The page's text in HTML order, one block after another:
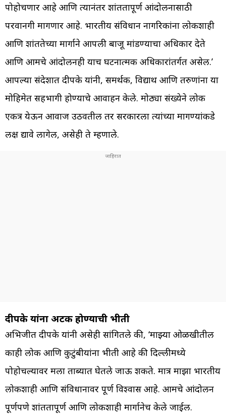
पोहोचणार आहे आणि त्यानंतर शांततापूर्ण आंदोलनासाठी
परवानगी मागणार आहे. भारतीय संविधान नागरिकांना लोकशाही
आणि शांततेच्या मार्गाने आपली बाजू मांडण्याचा अधिकार देते
आणि आमचे आंदोलनही याच घटनात्मक अधिकारांतर्गत असेल.’
आपल्या संदेशात दीपके यांनी, समर्थक, विद्यार्थी आणि तरुणांना या
मोहिमेत सहभागी होण्याचे आवाहन केले. मोठ्या संख्येने लोक
एकत्र येऊन आवाज उठवतील तर सरकारला त्यांच्या मागण्यांकडे
लक्ष द्यावे लागेल, असेही ते म्हणाले.
दीपके यांना अटक होण्याची भीती
अभिजीत दीपके यांनी असेही सांगितले की, ‘माझ्या ओळखीतील
काही लोक आणि कुटुंबीयांना भीती आहे की दिल्लीमध्ये
पोहोचल्यावर मला ताब्यात घेतले जाऊ शकते. मात्र माझा भारतीय
लोकशाही आणि संविधानावर पूर्ण विश्वास आहे. आमचे आंदोलन
पूर्णपणे शांततापूर्ण आणि लोकशाही मार्गानेच केले जाईल.